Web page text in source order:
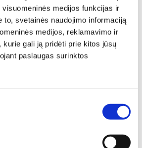
medijos funkcijas ir
to, svetainės naudojimo informaciją
medijos, reklamavimo ir
kurie gali ją pridėti prie kitos jūsų
paslaugas surinktos
cm,
OTMR
Ilgis: 265 cm, Plotis: 220 cm,
Aukštis: 79 cm
Yra kelių spalvų
2884,00
€ 2249,52